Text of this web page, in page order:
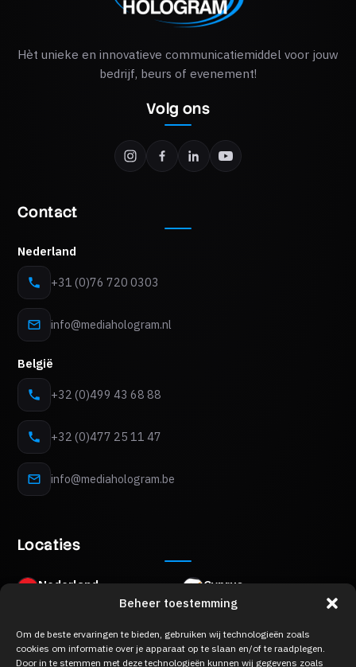
Beheer toestemming
Om de beste ervaringen te bieden, gebruiken wij technologieën zoals
cookies om informatie over je apparaat op te slaan en/of te raadplegen.
Door in te stemmen met deze technologieën kunnen wij gegevens zoals
Hèt unieke en innovatieve communicatiemiddel voor jouw
bedrijf, beurs of evenement!
Volg ons
Contact
Nederland
+31 (0)76 720 0303
info@mediahologram.nl
België
+32 (0)499 43 68 88
+32 (0)477 25 11 47
info@mediahologram.be
Locaties
Nederland
Bezoek op afspraak
4879 AM Etten-Leur
België
Cyprus
Bezoek op afspraak
2006 Strovolos, Nicosia
Griekenland